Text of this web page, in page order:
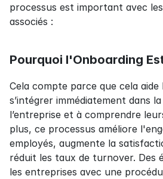
processus est important avec
associés :
Pourquoi l'Onboarding
Cela compte parce que cela aide
s’intégrer immédiatement dans
l’entreprise et à comprendre
plus, ce processus améliore
employés, augmente la
réduit les taux de turnover. Des
les entreprises avec une